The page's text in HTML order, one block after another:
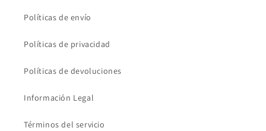
Políticas de envío
Políticas de privacidad
Políticas de devoluciones
Información Legal
Términos del servicio